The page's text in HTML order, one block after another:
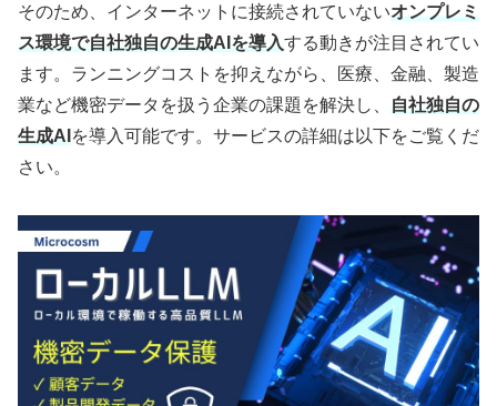
そのため、インターネットに接続されていないオンプレミ
ス環境で自社独自の生成AIを導入する動きが注目されてい
ます。ランニングコストを抑えながら、医療、金融、製造
業など機密データを扱う企業の課題を解決し、
自社独自の
生成AI を導入可能です。サービスの詳細は以下をご覧くだ
さい。